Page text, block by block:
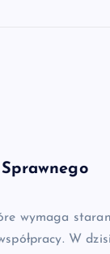
wymaga
W